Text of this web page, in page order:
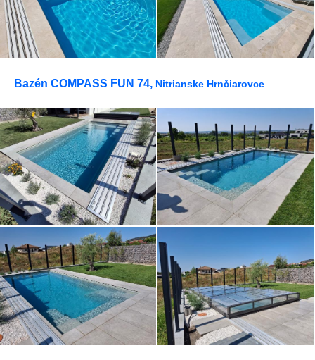
Bazén COMPASS FUN 74, Nitrianske Hrnčiarovce